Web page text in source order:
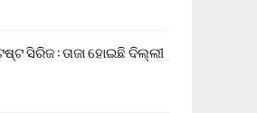
ସିରିଜ : ତାଜା ହୋଇଛି ଦିଲ୍ଲୀ